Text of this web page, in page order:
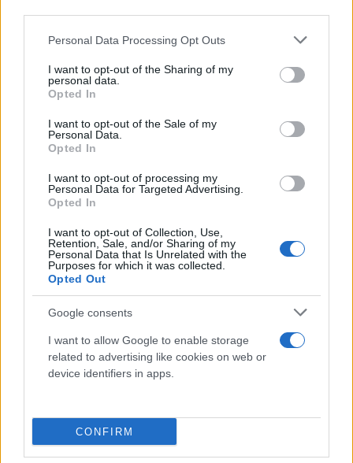
Please note that this website/app uses one or more Google
not limited to your visit or usage behaviour. You may click to
grant or deny consent to Google and its third-party tags to
use your data for below specified purposes in below Google
consent section.
Personal Data Processing Opt Outs
I want to opt-out of the Sharing of my
personal data.
Opted In
I want to opt-out of the Sale of my
Personal Data.
Opted In
I want to opt-out of processing my
Personal Data for Targeted Advertising.
Opted In
I want to opt-out of Collection, Use,
Retention, Sale, and/or Sharing of my
Personal Data that Is Unrelated with the
Purposes for which it was collected.
Opted Out
Google consents
I want to allow Google to enable storage
related to advertising like cookies on web or
device identifiers in apps.
CONFIRM
Ανατολικής Σάμου και δόθηκαν οδηγίες ώστε τα
στελέχη του δήμου να διενεργήσουν ελέγχους.
«Είναι μια σύνθετη ακολουθία, βρίσκεται σε εξέλιξη
και είμαστε πολύ επιφυλακτικοί. Δεν συνδέεται με
τους σεισμούς που έγιναν πριν 2 χρόνια. Έχουμε
πλήρη αντίληψη των ρηγμάτων της περιοχής»,
Παράλληλα, ο κ. Λέκκας προέτρεψε τους πολίτες να
αποφεύγουν τις παλιές κατασκευές και να
ακολουθούν τα μέτρα.